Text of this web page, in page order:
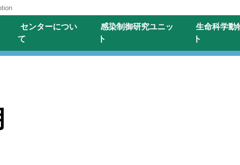
センターについ
て
感染制御研究ユニッ
ト
生命科学動
ト